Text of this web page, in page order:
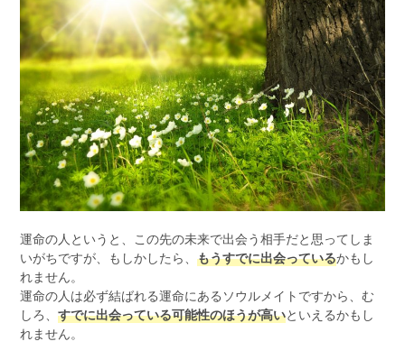
運命の人というと、この先の未来で出会う相手だと思ってしま
いがちですが、もしかしたら、もうすでに出会っているかもし
れません。
運命の人は必ず結ばれる運命にあるソウルメイトですから、む
しろ、すでに出会っている可能性のほうが高いといえるかもし
れません。